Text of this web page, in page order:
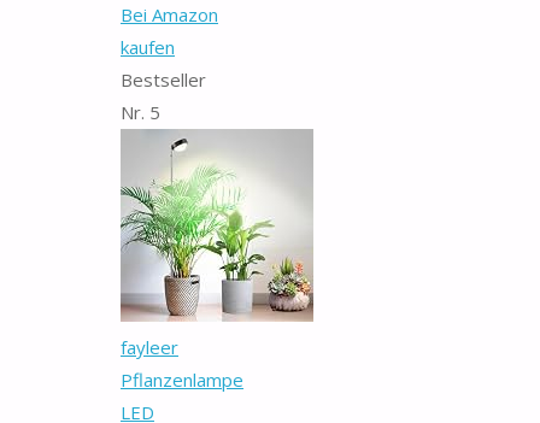
Bei Amazon
kaufen
Bestseller
Nr. 5
fayleer
Pflanzenlampe
LED